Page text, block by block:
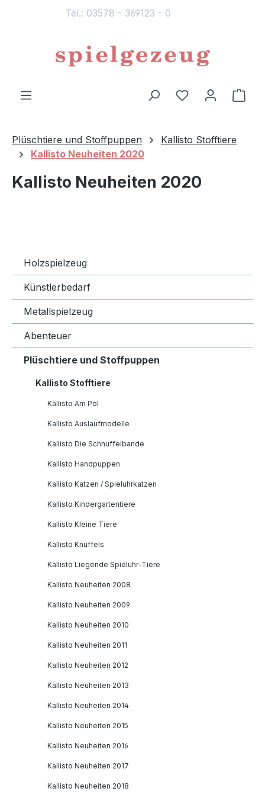
Tel.: 03578 - 369123 - 0
Du hast 0
Plüschtiere und Stoffpuppen
Kallisto Stofftiere
Kallisto Neuheiten 2020
Kallisto Neuheiten 2020
Holzspielzeug
Künstlerbedarf
Metallspielzeug
Abenteuer
Plüschtiere und Stoffpuppen
Kallisto Stofftiere
Kallisto Am Pol
Kallisto Auslaufmodelle
Kallisto Die Schnuffelbande
Kallisto Handpuppen
Kallisto Katzen / Spieluhrkatzen
Kallisto Kindergartentiere
Kallisto Kleine Tiere
Kallisto Knuffels
Kallisto Liegende Spieluhr-Tiere
Kallisto Neuheiten 2008
Kallisto Neuheiten 2009
Kallisto Neuheiten 2010
Kallisto Neuheiten 2011
Kallisto Neuheiten 2012
Kallisto Neuheiten 2013
Kallisto Neuheiten 2014
Kallisto Neuheiten 2015
Kallisto Neuheiten 2016
Kallisto Neuheiten 2017
Kallisto Neuheiten 2018